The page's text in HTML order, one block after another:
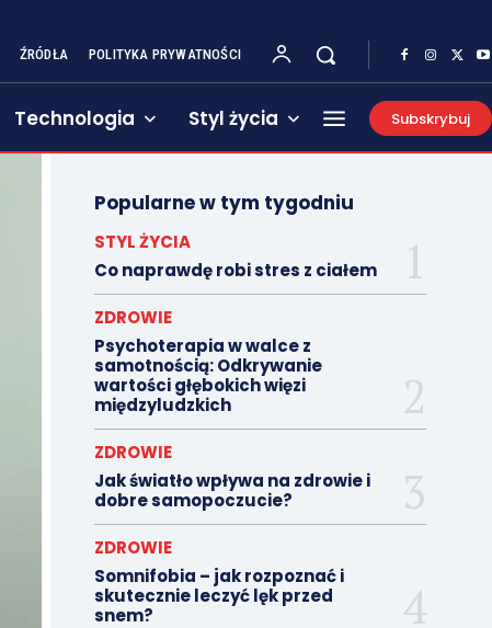
ŹRÓDŁA POLITYKA PRYWATNOŚCI
Technologia Styl życia Subskrybuj
Popularne w tym tygodniu
STYL ŻYCIA
Co naprawdę robi stres z ciałem
ZDROWIE
Psychoterapia w walce z
samotnością: Odkrywanie
wartości głębokich więzi
międzyludzkich
ZDROWIE
Jak światło wpływa na zdrowie i
dobre samopoczucie?
ZDROWIE
Somnifobia – jak rozpoznać i
skutecznie leczyć lęk przed
snem?